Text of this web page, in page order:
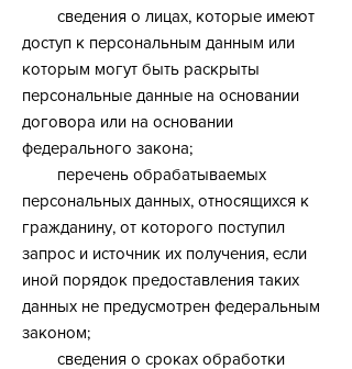
сведения о лицах, которые имеют
доступ к персональным данным или
которым могут быть раскрыты
персональные данные на основании
договора или на основании
федерального закона;
перечень обрабатываемых
персональных данных, относящихся к
гражданину, от которого поступил
запрос и источник их получения, если
иной порядок предоставления таких
данных не предусмотрен федеральным
законом;
сведения о сроках обработки